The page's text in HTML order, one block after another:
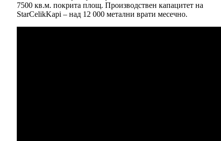
7500 кв.м. покрита площ. Производствен капацитет на
StarCelikKapi – над 12 000 метални врати месечно.